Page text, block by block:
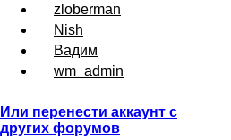
zloberman
Nish
Вадим
wm_admin
Или перенести аккаунт с
других форумов